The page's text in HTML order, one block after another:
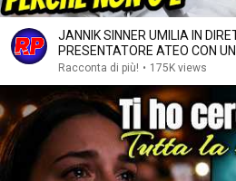
JANNIK SINNER UMILIA IN
PRESENTATORE ATEO CON
Racconta di più! • 175K views